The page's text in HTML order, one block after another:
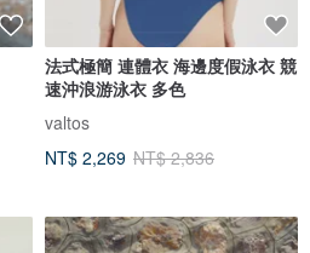
法式極簡 連體衣 海邊度假泳衣 競
速沖浪游泳衣 多色
valtos
NT$ 2,269 NT$ 2,836